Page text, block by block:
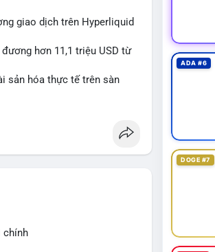
giao dịch trên Hyperliquid
hơn 11,1 triệu USD từ
sản hóa thực tế trên sàn
chính
ADA #6
DOGE #7